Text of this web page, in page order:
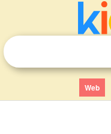
Web